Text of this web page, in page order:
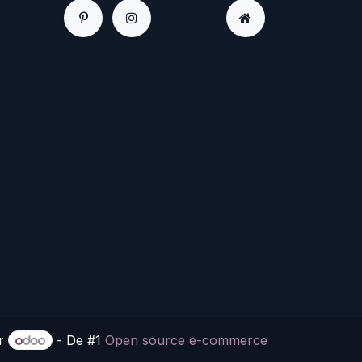
- De #1 Open source e-commerce